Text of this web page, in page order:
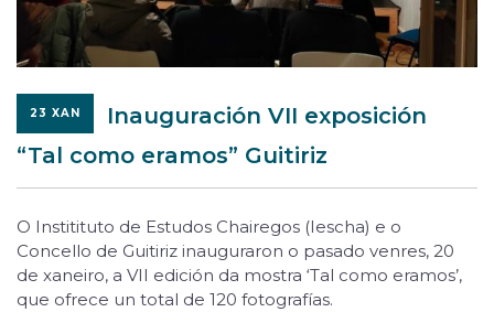
Search Site
23 XAN
Inauguración VII exposición
“Tal como eramos” Guitiriz
O Institituto de Estudos Chairegos (Iescha) e o
Concello de Guitiriz inauguraron o pasado venres, 20
de xaneiro, a VII edición da mostra ‘Tal como eramos’,
que ofrece un total de 120 fotografías.